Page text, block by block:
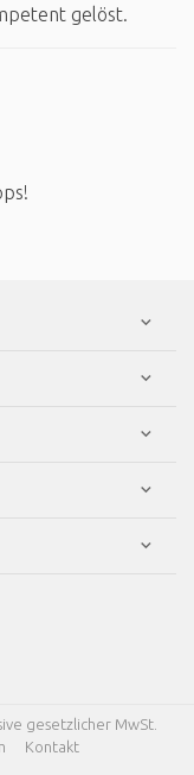
gelöst.
gesetzlicher MwSt.
Kontakt